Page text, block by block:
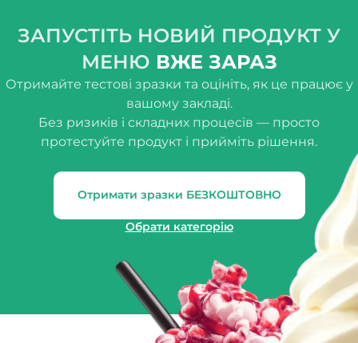
ЗАПУСТІТЬ НОВИЙ ПРОДУКТ У
МЕНЮ ВЖЕ ЗАРАЗ
Отримайте тестові зразки та оцініть, як це працює у
вашому закладі.
Без ризиків і складних процесів — просто
протестуйте продукт і прийміть рішення.
Отримати зразки БЕЗКОШТОВНО
Обрати категорію